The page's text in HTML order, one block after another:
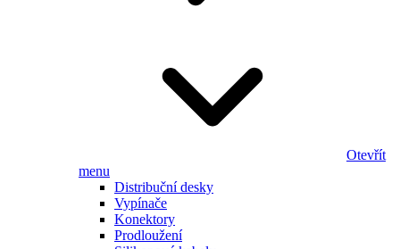
Otevřít
menu
Distribuční desky
Vypínače
Konektory
Prodloužení